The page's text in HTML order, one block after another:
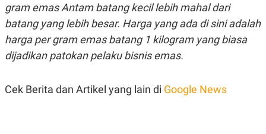
A
N
A
C
D
Y
S
R
E
L
A
.
I
gram emas Antam batang kecil lebih mahal dari
batang yang lebih besar. Harga yang ada di sini adalah
harga per gram emas batang 1 kilogram yang biasa
dijadikan patokan pelaku bisnis emas.
Cek Berita dan Artikel yang lain di Google News